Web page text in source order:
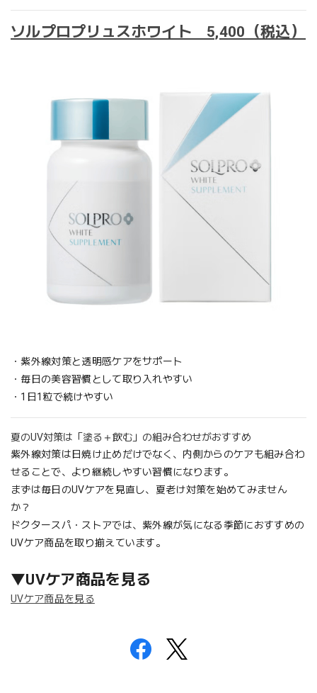
ソルプロプリュスホワイト 5,400（税込）
・紫外線対策と透明感ケアをサポート
・毎日の美容習慣として取り入れやすい
・1日1粒で続けやすい
夏のUV対策は「塗る＋飲む」の組み合わせがおすすめ
紫外線対策は日焼け止めだけでなく、内側からのケアも組み合わ
せることで、より継続しやすい習慣になります。
まずは毎日のUVケアを見直し、夏老け対策を始めてみません
か？
ドクタースパ・ストアでは、紫外線が気になる季節におすすめの
UVケア商品を取り揃えています。
▼UVケア商品を見る
UVケア商品を見る